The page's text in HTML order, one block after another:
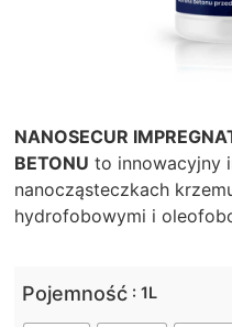
NANOSECUR
BETONU to innowacyjny
nanocząsteczkach
hydrofobowymi i
Pojemność : 1L